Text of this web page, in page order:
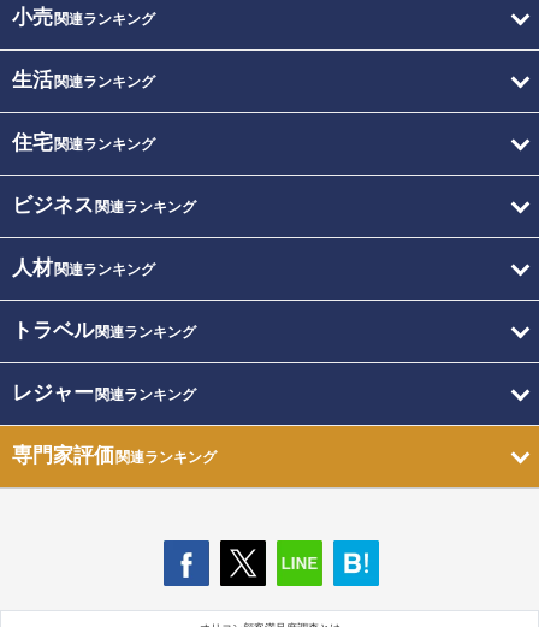
小売関連ランキング
生活関連ランキング
住宅関連ランキング
ビジネス 関連ランキング
人材関連ランキング
トラベル関連ランキング
レジャー関連ランキング
専門家評価関連ランキング